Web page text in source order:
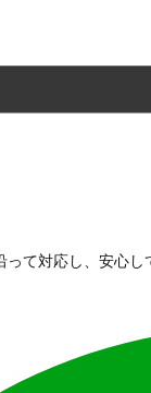
て対応し、安心